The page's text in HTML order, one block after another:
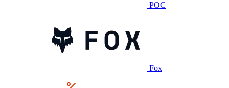
POC
Fox